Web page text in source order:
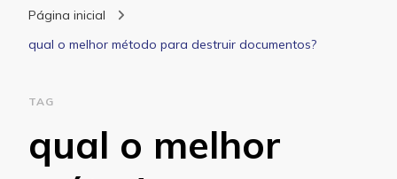
Página inicial
qual o melhor método para destruir documentos?
TAG
qual o melhor